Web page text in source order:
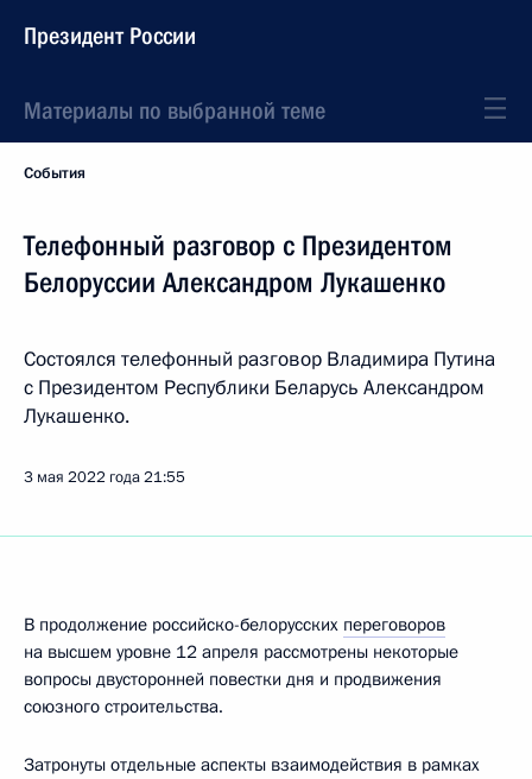
Президент России
Материалы по выбранной теме
События
Телефонный разговор с Президентом
Белоруссии Александром Лукашенко
Состоялся телефонный разговор Владимира Путина
с Президентом Республики Беларусь Александром
Лукашенко.
3 мая 2022 года21:55
В продолжение российско-белорусских переговоров
на высшем уровне 12 апреля рассмотрены некоторые
вопросы двусторонней повестки дня и продвижения
союзного строительства.
Затронуты отдельные аспекты взаимодействия в рамках